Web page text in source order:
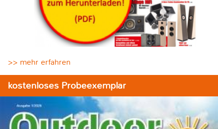
>> mehr erfahren
kostenloses Probeexemplar